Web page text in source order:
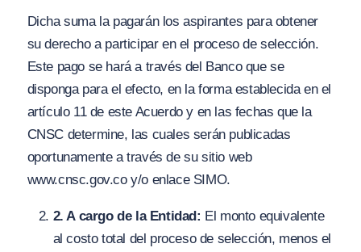
Dicha suma la pagarán los aspirantes para obtener
su derecho a participar en el proceso de selección.
Este pago se hará a través del Banco que se
disponga para el efecto, en la forma establecida en el
artículo 11 de este Acuerdo y en las fechas que la
CNSC determine, las cuales serán publicadas
oportunamente a través de su sitio web
www.cnsc.gov.coy/o enlace SIMO.
2.A cargo de la Entidad: El monto equivalente
al costo total del proceso de selección, menos el